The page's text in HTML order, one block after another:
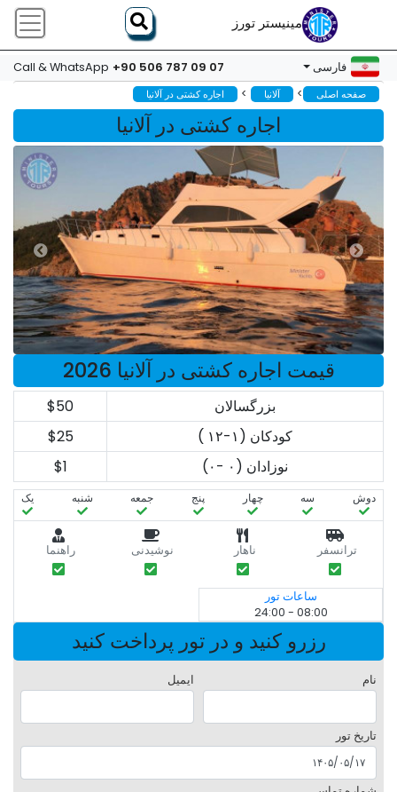
مینیستر تورز
فارسی Call & WhatsApp +90 506 787 09 07
صفحه اصلی > آلانیا > اجاره کشتی در آلانیا
اجاره کشتی در آلانیا
قیمت اجاره کشتی در آلانیا 2026
بزرگسالان
$50
کودکان (۱-۱۲ )
$25
نوزادان (۰ -۰)
$1
دوش سه‌ چهار پنج جمعه شنبه یک
ترانسفر ناهار نوشیدنی راهنما
ساعات تور
08:00 - 24:00
رزرو کنید و در تور پرداخت کنید
نام ایمیل
تاریخ تور